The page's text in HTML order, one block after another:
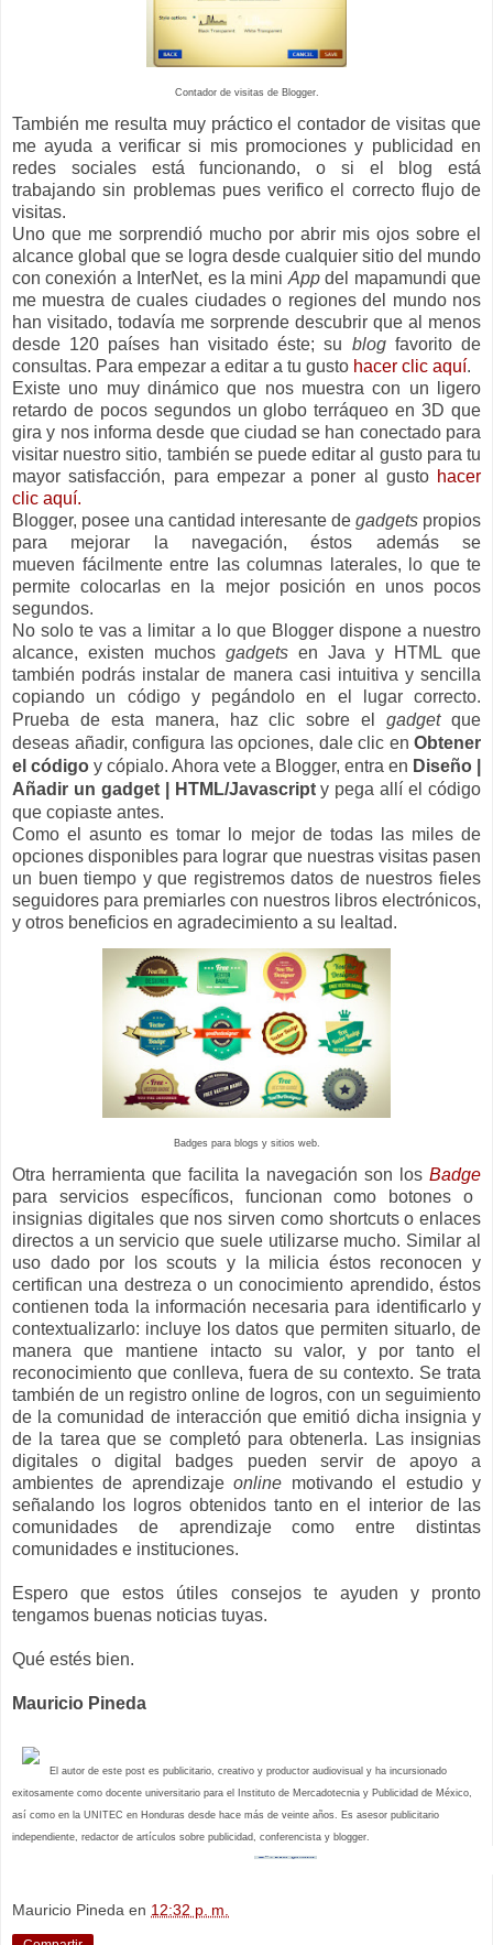
Contador de visitas de Blogger.
También me resulta muy práctico el contador de visitas que
me ayuda a verificar si mis promociones y publicidad en
redes sociales está funcionando, o si el blog está
trabajando sin problemas pues verifico el correcto flujo de
visitas.
Uno que me sorprendió mucho por abrir mis ojos sobre el
alcance global que se logra desde cualquier sitio del mundo
con conexión a InterNet, es la mini Appdel mapamundi que
me muestra de cuales ciudades o regiones del mundo nos
han visitado, todavía me sorprende descubrir que al menos
desde 120 países han visitado éste; su blogfavorito de
consultas. Para empezar a editar a tu gusto hacer clic aquí.
Existe uno muy dinámico que nos muestra con un ligero
retardo de pocos segundos un globo terráqueo en 3D que
gira y nos informa desde que ciudad se han conectado para
visitar nuestro sitio, también se puede editar al gusto para tu
mayor satisfacción, para empezar a poner al gusto hacer
clic aquí.
Blogger, posee una cantidad interesante de gadgets propios
para mejorar la navegación, éstos además se
mueven fácilmente entre las columnas laterales, lo que te
permite colocarlas en la mejor posición en unos pocos
segundos.
No solo te vas a limitar a lo que Blogger dispone a nuestro
alcance, existen muchos gadgets en Java y HTML que
también podrás instalar de manera casi intuitiva y sencilla
copiando un código y pegándolo en el lugar correcto.
Prueba de esta manera,
haz clic sobre elgadgetque
deseas añadir, configura las opciones, dale clic en Obtener
el código y cópialo. Ahora vete a Blogger, entra en Diseño |
Añadir un gadget | HTML/Javascripty pega allí el código
que copiaste antes.
Como el asunto es tomar lo mejor de todas las miles de
opciones disponibles para lograr que nuestras visitas pasen
un buen tiempo y que registremos datos de nuestros fieles
seguidores para premiarles con nuestros libros electrónicos,
y otros beneficios en agradecimiento a su lealtad.
Badges para blogs y sitios web.
Otra herramienta que facilita la navegación son los Badge
para servicios específicos, funcionan como botones o
insignias digitales que nos sirven como shortcuts o enlaces
directos a un servicio que suele utilizarse mucho. Similar al
uso dado por los scouts y la milicia éstos reconocen y
certifican una destreza o un conocimiento aprendido, éstos
contienen toda la información necesaria para identificarlo y
contextualizarlo: incluye los datos que permiten situarlo, de
manera que mantiene intacto su valor, y por tanto el
reconocimiento que conlleva, fuera de su contexto. Se trata
también de un registro online de logros, con un seguimiento
de la comunidad de interacción que emitió dicha insignia y
de la tarea que se completó para obtenerla. Las insignias
digitales o digital badges pueden servir de apoyo a
ambientes de aprendizajeonline motivando el estudio y
señalando los logros obtenidos tanto en el interior de las
comunidades de aprendizaje como entre distintas
comunidades e instituciones.
Espero que estos útiles consejos te ayuden y pronto
tengamos buenas noticias tuyas.
Qué estés bien.
Mauricio Pineda
El autor de este post es publicitario, creativo y productor audiovisual y ha incursionado
exitosamente como docente universitario para el Instituto de Mercadotecnia y Publicidad de México,
así como en la UNITEC en Honduras desde hace más de veinte años. Es asesor publicitario
independiente, redactor de artículos sobre publicidad, conferencista y blogger.
Mauricio Pineda en 12:32 p. m.